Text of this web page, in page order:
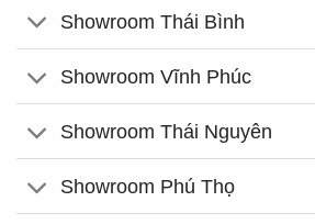
Showroom Thái Bình
Showroom Vĩnh Phúc
Showroom Thái Nguyên
Showroom Phú Thọ